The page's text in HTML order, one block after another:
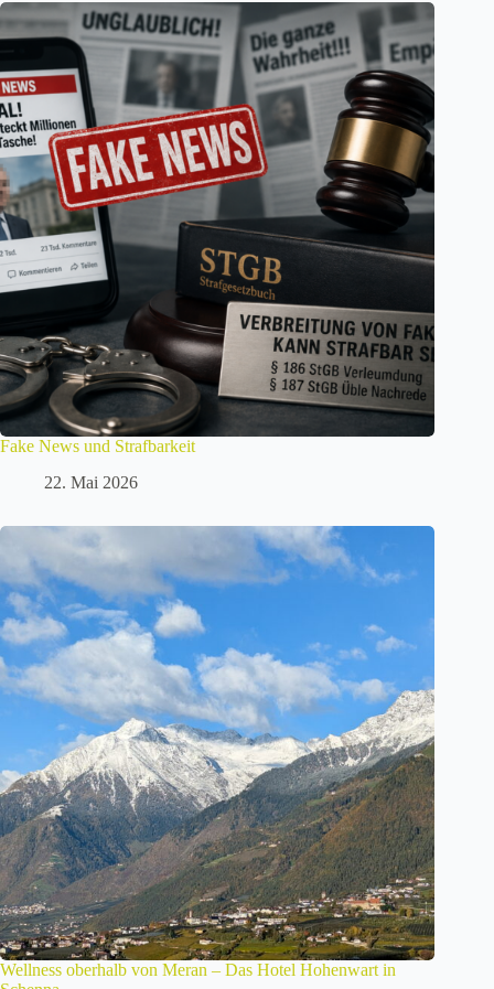
Fake News und Strafbarkeit
22. Mai 2026
Wellness oberhalb von Meran – Das Hotel Hohenwart in